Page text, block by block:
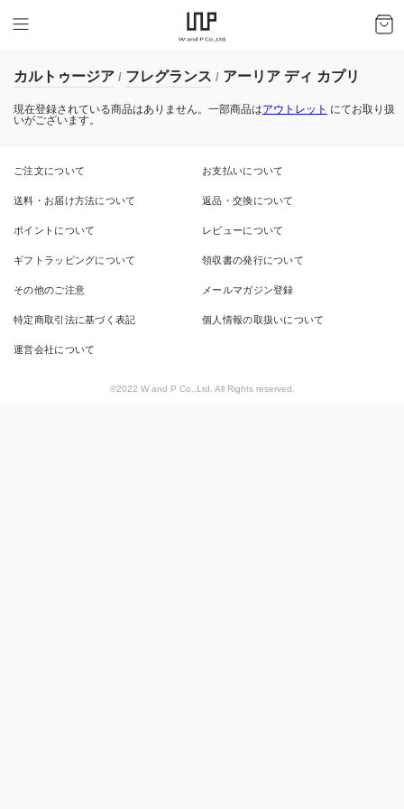
カルトゥージア / フレグランス / アーリア ディ カプリ
現在登録されている商品はありません。一部商品はアウトレット にてお取り扱
いがございます。
ご注文について お支払いについて
送料・お届け方法について 返品・交換について
ポイントについて レビューについて
ギフトラッピングについて 領収書の発行について
その他のご注意 メールマガジン登録
特定商取引法に基づく表記 個人情報の取扱いについて
運営会社について
©2022 W and P Co.,Ltd. All Rights reserved.